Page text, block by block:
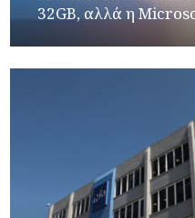
32GB, αλλά η